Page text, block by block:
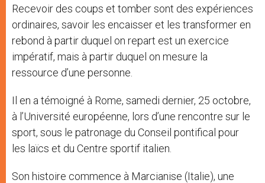
Recevoir des coups et tomber sont des expériences
ordinaires, savoir les encaisser et les transformer en
rebond à partir duquel on repart est un exercice
impératif, mais à partir duquel on mesure la
ressource d’une personne.
Il en a témoigné à Rome, samedi dernier, 25 octobre,
à l’Université européenne, lors d’une rencontre sur le
sport, sous le patronage du Conseil pontifical pour
les laïcs et du Centre sportif italien.
Son histoire commence à Marcianise (Italie), une